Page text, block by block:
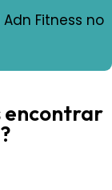
Fitness no
encontrar